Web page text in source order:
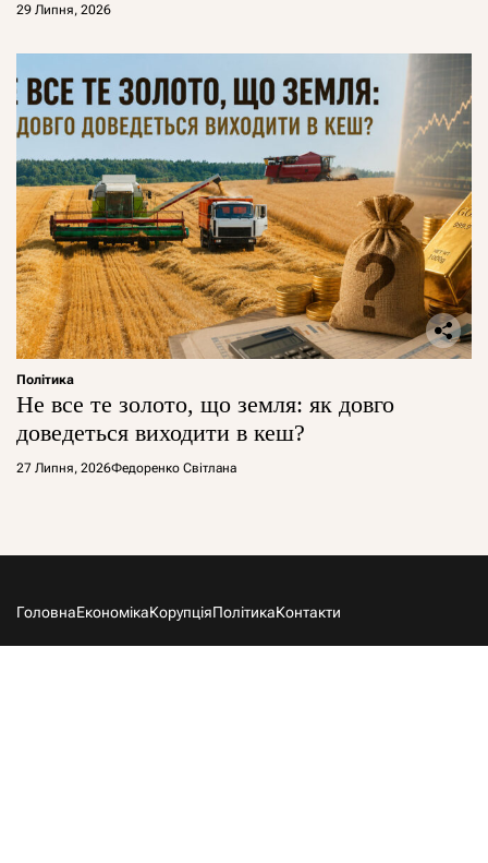
29 Липня, 2026
Політика
Не все те золото, що земля: як довго
доведеться виходити в кеш?
27 Липня, 2026Федоренко Світлана
ГоловнаЕкономікаКорупціяПолітикаКонтакти